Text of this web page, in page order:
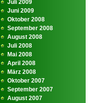
Juli 2009
Juni 2009
Oktober 2008
September 2008
August 2008
Juli 2008
Mai 2008
April 2008
März 2008
Oktober 2007
September 2007
August 2007